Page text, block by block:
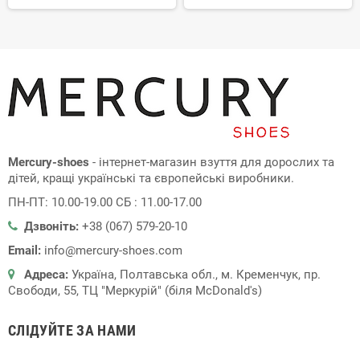
Mercury-shoes - інтернет-магазин взуття для дорослих та
дітей, кращі українські та європейські виробники.
ПН-ПТ: 10.00-19.00 СБ : 11.00-17.00
Дзвоніть: +38 (067) 579-20-10
Email: info@mercury-shoes.com
Адреса: Україна, Полтавська обл., м. Кременчук, пр.
Свободи, 55, ТЦ "Меркурій" (біля McDonald's)
СЛІДУЙТЕ ЗА НАМИ